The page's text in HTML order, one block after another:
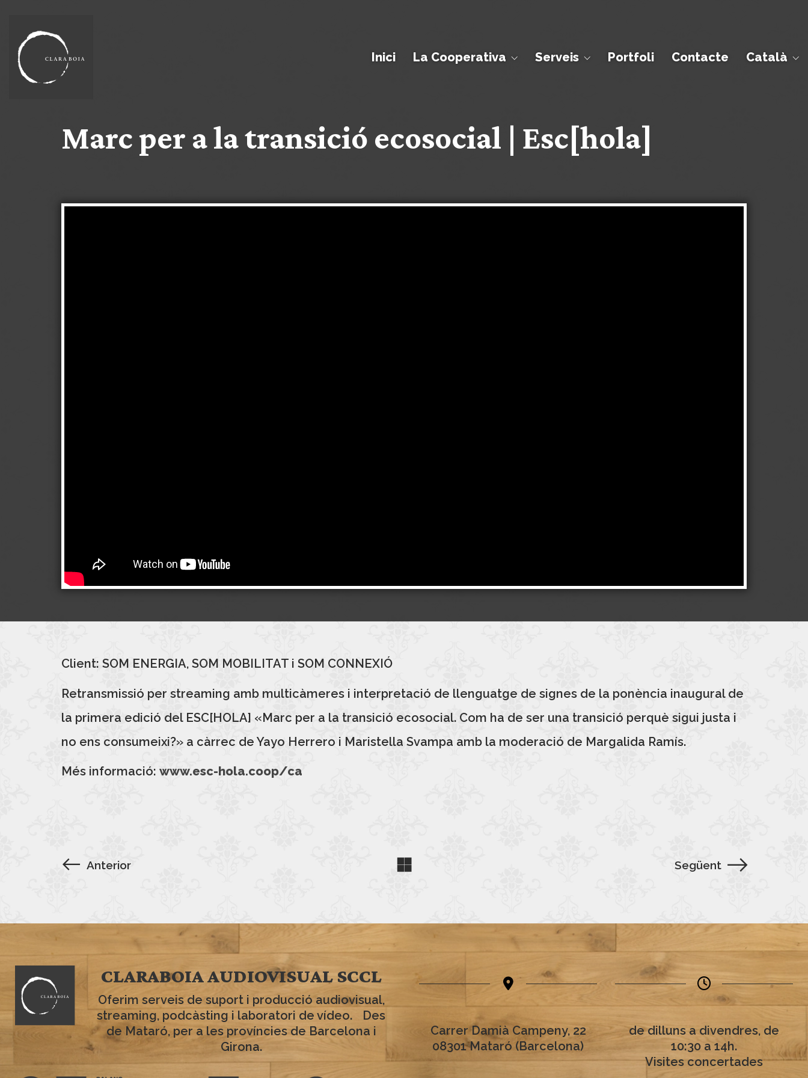
Inici La Cooperativa Serveis Portfoli Contacte Català
Marc per a la transició ecosocial | Esc[hola]
Client: SOM ENERGIA, SOM MOBILITAT i SOM CONNEXIÓ
Retransmissió per streaming amb multicàmeres i interpretació de llenguatge de signes de la ponència inaugural de
la primera edició del ESC[HOLA] «Marc per a la transició ecosocial. Com ha de ser una transició perquè sigui justa i
no ens consumeixi?» a càrrec de Yayo Herrero i Maristella Svampa amb la moderació de Margalida Ramís.
Més informació: www.esc-hola.coop/ca
Anterior Següent
CLARABOIA AUDIOVISUAL SCCL
Oferim serveis de suport i producció audiovisual,
streaming, podcàsting i laboratori de vídeo. Des
de Mataró, per a les províncies de Barcelona i
Girona.
Carrer Damià Campeny, 22
08301 Mataró (Barcelona)
de dilluns a divendres, de
10:30 a 14h.
Visites concertades